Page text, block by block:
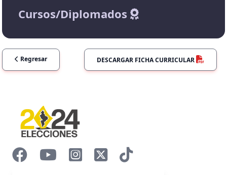
Cursos/Diplomados
Regresar DESCARGAR FICHA CURRICULAR